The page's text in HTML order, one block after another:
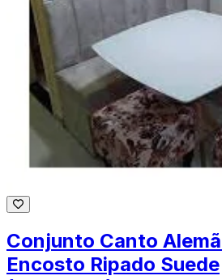
Conjunto Canto
Encosto Ripado Suede